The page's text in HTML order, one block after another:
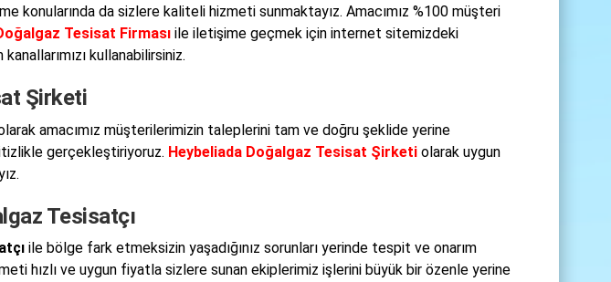
konularında da sizlere kaliteli hizmeti sunmaktayız. Amacımız %100 müşteri
Tesisat Firmasıile iletişime geçmek için internet sitemizdeki
kullanabilirsiniz.
Şirketi
amacımız müşterilerimizin taleplerini tam ve doğru şeklide yerine
gerçekleştiriyoruz. Heybeliada Doğalgaz Tesisat Şirketiolarak uygun
Tesisatçı
ile bölge fark etmeksizin yaşadığınız sorunları yerinde tespit ve onarım
hızlı ve uygun fiyatla sizlere sunan ekiplerimiz işlerini büyük bir özenle yerine